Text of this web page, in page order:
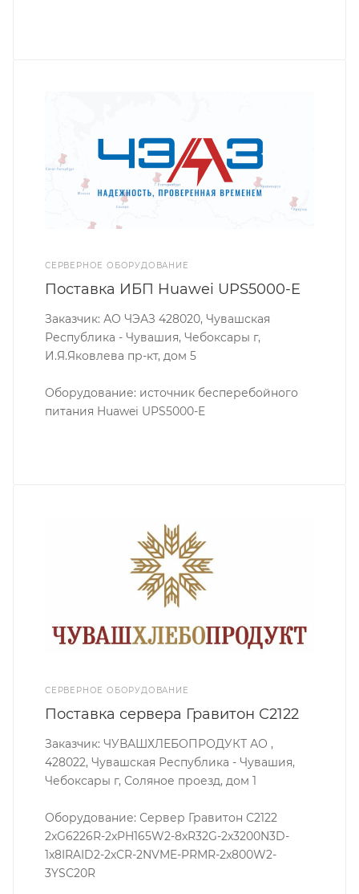
СЕРВЕРНОЕ ОБОРУДОВАНИЕ
Поставка ИБП Huawei UPS5000-E
Заказчик: АО ЧЭАЗ 428020, Чувашская
Республика - Чувашия, Чебоксары г,
И.Я.Яковлева пр-кт, дом 5
Оборудование: источник бесперебойного
питания Huawei UPS5000-E
СЕРВЕРНОЕ ОБОРУДОВАНИЕ
Поставка сервера Гравитон С2122
Заказчик: ЧУВАШХЛЕБОПРОДУКТ АО ,
428022, Чувашская Республика - Чувашия,
Чебоксары г, Соляное проезд, дом 1
Оборудование: Сервер Гравитон С2122
2xG6226R-2xPH165W2-8xR32G-2x3200N3D-
1x8IRAID2-2xCR-2NVME-PRMR-2x800W2-
3YSC20R